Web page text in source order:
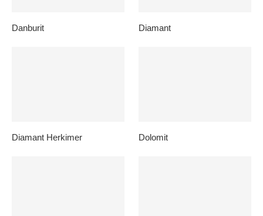
Danburit Diamant
Diamant Herkimer Dolomit